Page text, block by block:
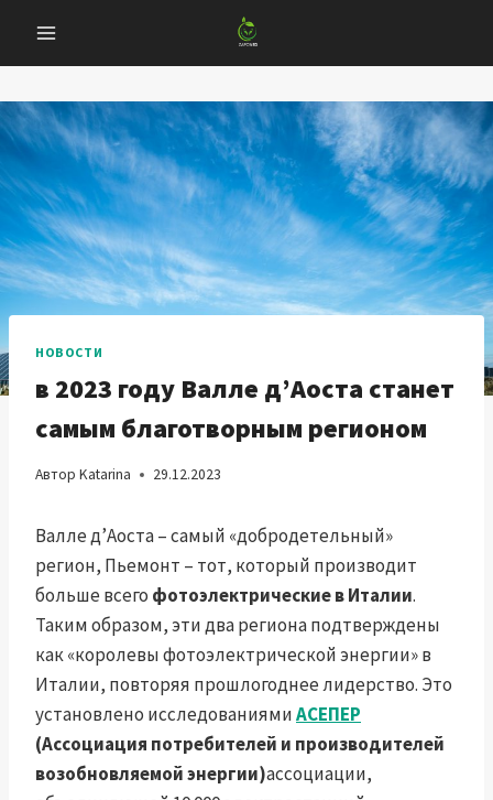
содержанию
НОВОСТИ
в 2023 году Валле д’Аоста станет
самым благотворным регионом
Автор Katarina 29.12.2023
Валле д’Аоста – самый «добродетельный»
регион, Пьемонт – тот, который производит
больше всего фотоэлектрические в Италии.
Таким образом, эти два региона подтверждены
как «королевы фотоэлектрической энергии» в
Италии, повторяя прошлогоднее лидерство. Это
установлено исследованиямиАСЕПЕР
(Ассоциация потребителей и производителей
возобновляемой энергии)ассоциации,